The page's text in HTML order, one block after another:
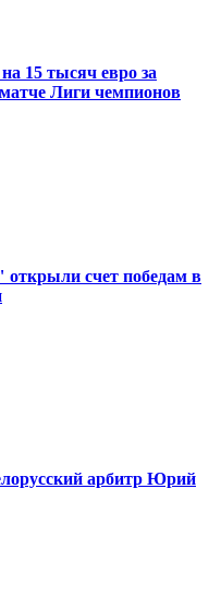
15 тысяч евро за
Лиги чемпионов
счет победам в
арбитр Юрий